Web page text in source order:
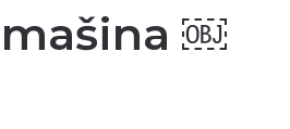
￼